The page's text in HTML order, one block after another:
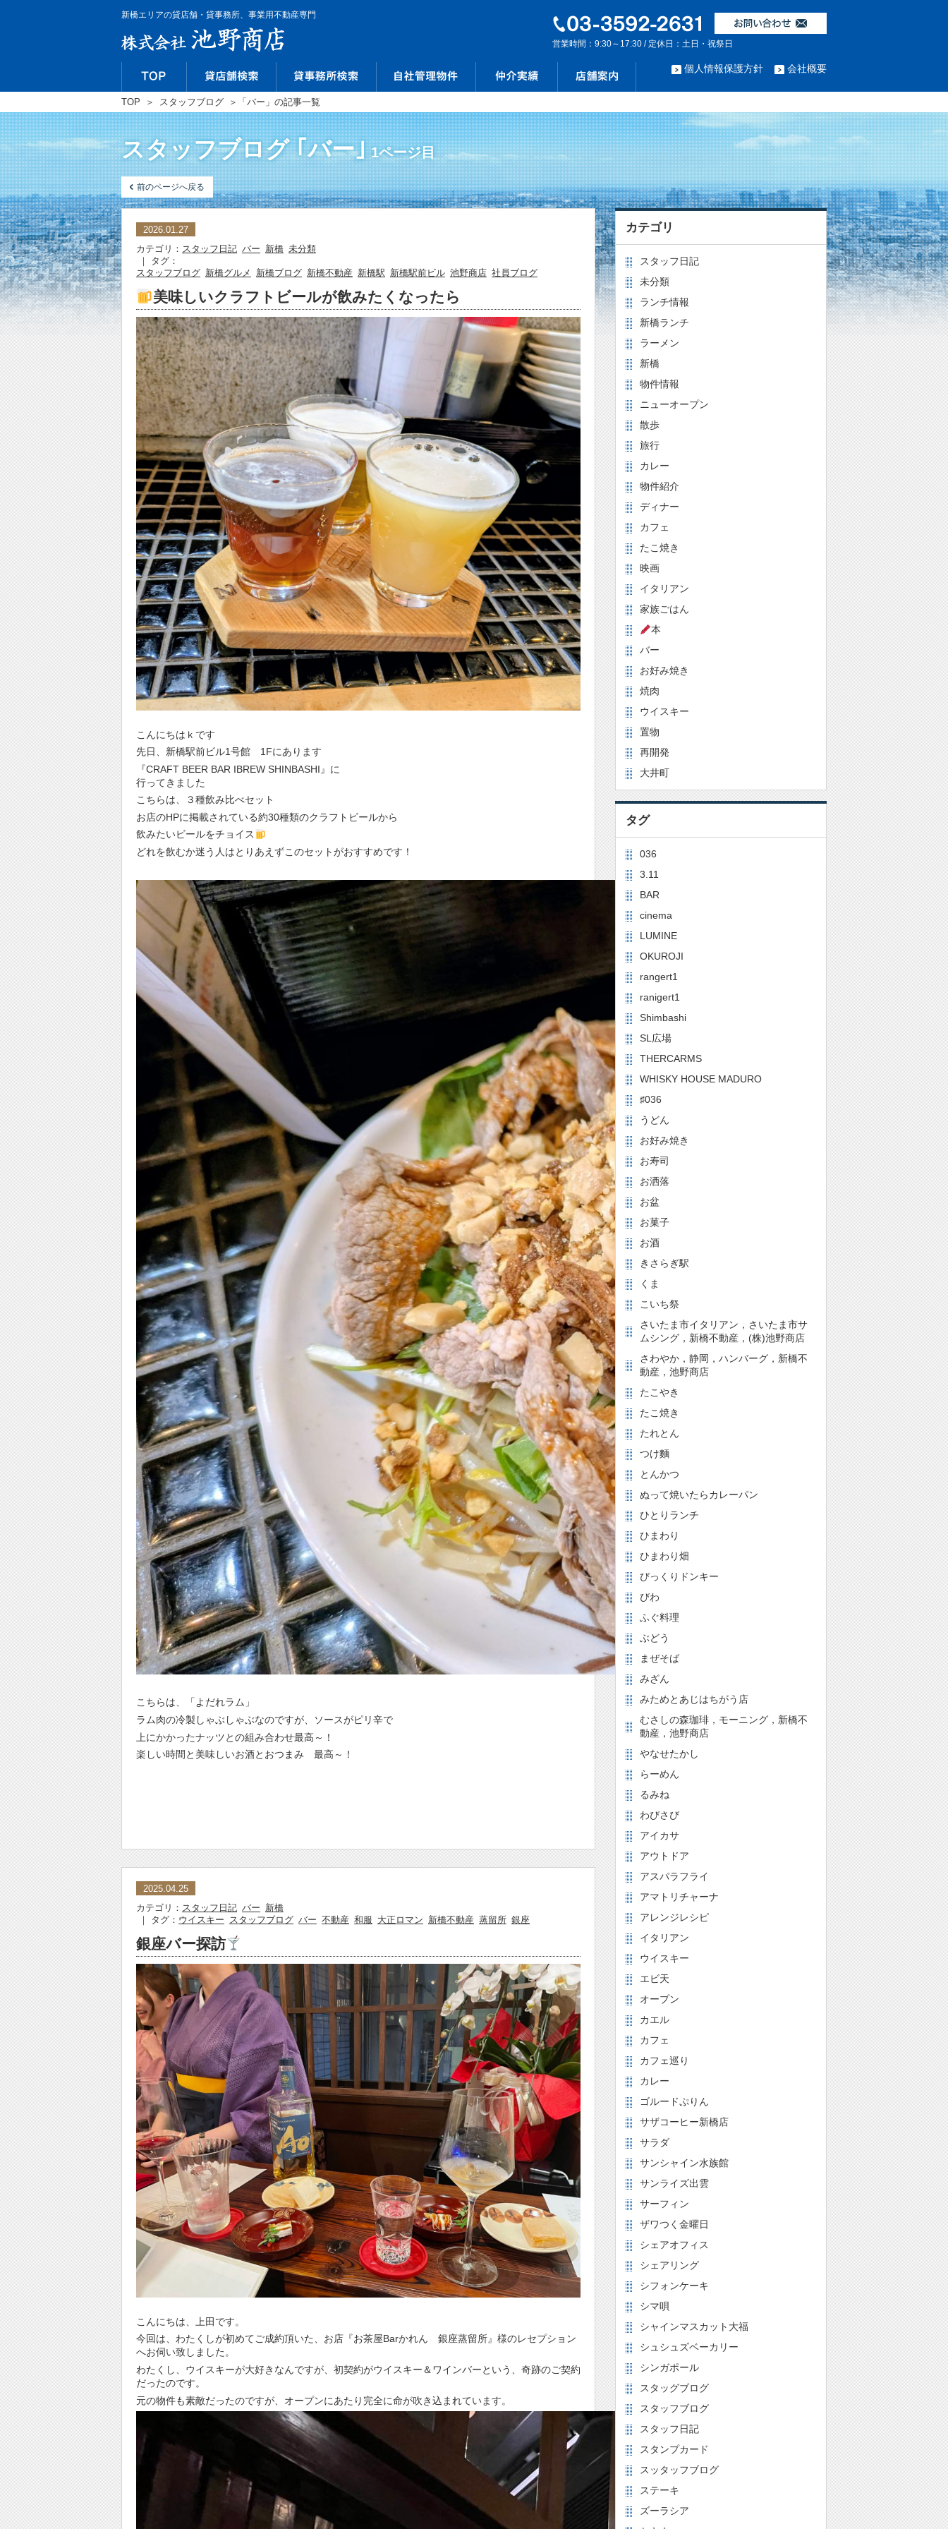
新橋エリアの貸店舗・貸事務所、事業用不動産専門
営業時間：9:30～17:30 / 定休日：土日・祝祭日
個人情報保護方針 会社概要
TOP ＞ スタッフブログ ＞ 「バー」の記事一覧
スタッフブログ ｢バー｣1ページ目
前のページへ戻る
2026.01.27
カテゴリ： スタッフ日記 バー 新橋 未分類
｜ タグ：
スタッフブログ 新橋グルメ 新橋ブログ 新橋不動産 新橋駅 新橋駅前ビル 池野商店 社員ブログ
美味しいクラフトビールが飲みたくなったら
こんにちはｋです
先日、新橋駅前ビル1号館 1Fにあります
『CRAFT BEER BAR IBREW SHINBASHI』に
行ってきました
こちらは、３種飲み比べセット
お店のHPに掲載されている約30種類のクラフトビールから
飲みたいビールをチョイス
どれを飲むか迷う人はとりあえずこのセットがおすすめです！
こちらは、「よだれラム」
ラム肉の冷製しゃぶしゃぶなのですが、ソースがピリ辛で
上にかかったナッツとの組み合わせ最高～！
楽しい時間と美味しいお酒とおつまみ 最高～！
2025.04.25
カテゴリ： スタッフ日記 バー
新橋
｜ タグ： ウイスキー スタッフブログ バー 不動産 和服 大正ロマン 新橋不動産 蒸留所 銀座
銀座バー探訪
こんにちは、上田です。
今回は、わたくしが初めてご成約頂いた、お店『お茶屋Barかれん 銀座蒸留所』様のレセプション
へお伺い致しました。
わたくし、ウイスキーが大好きなんですが、初契約がウイスキー＆ワインバーという、奇跡のご契約
だったのです。
元の物件も素敵だったのですが、オープンにあたり完全に命が吹き込まれています。
カテゴリ
スタッフ日記
未分類
ランチ情報
新橋ランチ
ラーメン
新橋
物件情報
ニューオープン
散歩
旅行
カレー
物件紹介
ディナー
カフェ
たこ焼き
映画
イタリアン
家族ごはん
本
バー
お好み焼き
焼肉
ウイスキー
置物
再開発
大井町
タグ
036
3.11
BAR
cinema
LUMINE
OKUROJI
rangert1
ranigert1
Shimbashi
SL広場
THERCARMS
WHISKY HOUSE MADURO
♯036
うどん
お好み焼き
お寿司
お洒落
お盆
お菓子
お酒
きさらぎ駅
くま
こいち祭
さいたま市イタリアン，さいたま市サ
ムシング，新橋不動産，(株)池野商店
さわやか，静岡，ハンバーグ，新橋不
動産，池野商店
たこやき
たこ焼き
たれとん
つけ麵
とんかつ
ぬって焼いたらカレーパン
ひとりランチ
ひまわり
ひまわり畑
びっくりドンキー
びわ
ふぐ料理
ぶどう
まぜそば
みざん
みためとあじはちがう店
むさしの森珈琲，モーニング，新橋不
動産，池野商店
やなせたかし
らーめん
るみね
わびさび
アイカサ
アウトドア
アスパラフライ
アマトリチャーナ
アレンジレシピ
イタリアン
ウイスキー
エビ天
オープン
カエル
カフェ
カフェ巡り
カレー
ゴルードぷりん
サザコーヒー新橋店
サラダ
サンシャイン水族館
サンライズ出雲
サーフィン
ザワつく金曜日
シェアオフィス
シェアリング
シフォンケーキ
シマ唄
シャインマスカット大福
シュシュズベーカリー
シンガポール
スタッグブログ
スタッフブログ
スタッフ日記
スタンプカード
スッタッフブログ
ステーキ
ズーラシア